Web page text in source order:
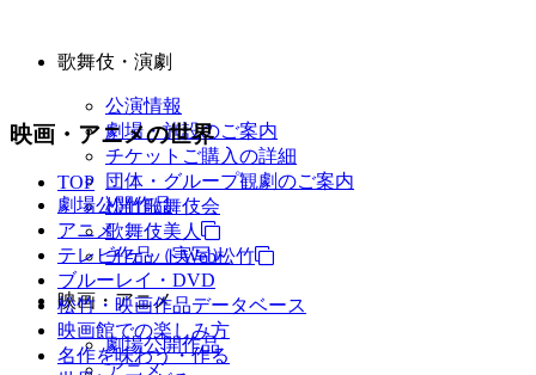
歌舞伎・演劇
公演情報
劇場・施設のご案内
チケットご購入の詳細
団体・グループ観劇のご案内
松竹歌舞伎会
歌舞伎美人
チケットWeb松竹
映画・アニメ
劇場公開作品
アニメ
映画・アニメの世界
TOP
劇場公開作品
アニメ
テレビ作品（実写）
ブルーレイ・DVD
松竹・映画作品データベース
映画館での楽しみ方
名作を味わう・作る